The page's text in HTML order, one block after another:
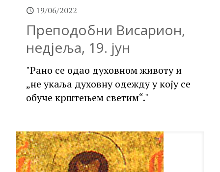
19/06/2022
Преподобни Висарион,
недјеља, 19. јун
"Рано се одао духовном животу и
„не укаља духовну одежду у коју се
обуче крштењем светим“."